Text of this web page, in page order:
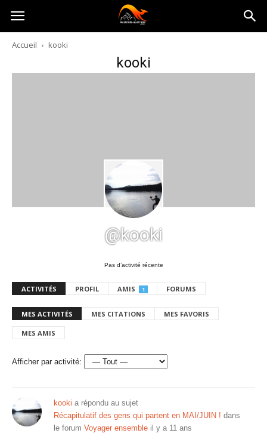
Australia-
australie.com
Accueil kooki
kooki
@kooki
Pas d’activité récente
ACTIVITÉS PROFIL AMIS 1 FORUMS
MES ACTIVITÉS MES CITATIONS MES FAVORIS
MES AMIS
Afficher par activité:
kooki a répondu au sujet
Récapitulatif des gens qui partent en MAI/JUIN ! dans
le forum Voyager ensemble il y a 11 ans